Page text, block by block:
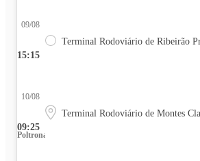
15:15
09/08
Terminal Rodoviário de Ribeirão
09:25
10/08
Terminal Rodoviário de Montes
Poltrona